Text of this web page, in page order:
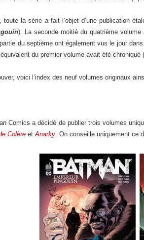
toute la série a fait l’objet d’une publication
). La seconde moitié du quatrième
du septième ont également vus le jour
du premier volume avait été chroniqué (
voici l’index des neuf volumes originaux
Comics a décidé de publier trois volumes
Colère etAnarky. On conseille uniquement ce